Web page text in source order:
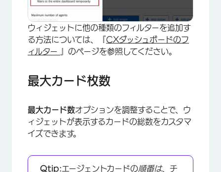
×
ウィジェットに他の種類のフィルターを追加す
る方法については、『 CXダッシュボードのフ
ィルター
』のページを参照してください。
最大カード枚数
最大カード数オプションを調整することで、ウ
ィジェットが表示するカードの総数をカスタマ
イズできます。
Qtip:エージェントカードの順番は、チ